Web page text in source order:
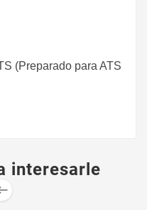
(Preparado para ATS
interesarle